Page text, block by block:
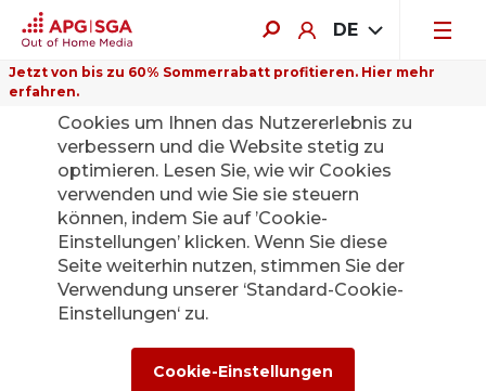
DE
Jetzt von bis zu 60% Sommerrabatt profitieren. Hier mehr
erfahren.Auf dieser Website verwenden wir
Cookies um Ihnen das Nutzererlebnis zu
verbessern und die Website stetig zu
optimieren. Lesen Sie, wie wir Cookies
verwenden und wie Sie sie steuern
können, indem Sie auf ’Cookie-
Einstellungen’ klicken. Wenn Sie diese
Seite weiterhin nutzen, stimmen Sie der
Verwendung unserer ‘Standard-Cookie-
Einstellungen‘ zu.
Cookie-Einstellungen